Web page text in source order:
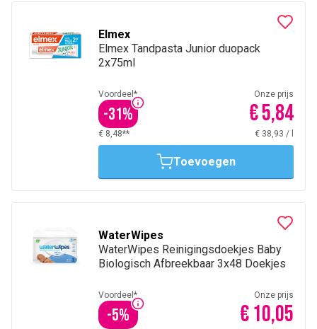
Elmex
Elmex Tandpasta Junior duopack
2x75ml
Voordeel*
-31%
Onze prijs
€ 5,84
€ 8,48** € 38,93 /
Toevoegen
WaterWipes
WaterWipes Reinigingsdoekjes Baby
Biologisch Afbreekbaar 3x48 Doekjes
Voordeel*
-5%
Onze prijs
€ 10,05